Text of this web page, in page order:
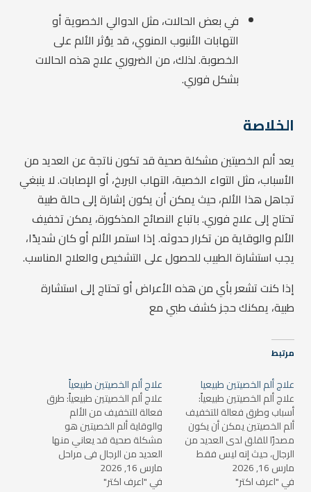
في بعض الحالات، مثل الدوالي الخصوية أو
التهابات الأنبوب المنوي، قد يؤثر الألم على
الخصوبة. لذلك، من الضروري علاج هذه الحالات
بشكل فوري.
الخلاصة
يعد ألم الخصيتين مشكلة صحية قد تكون ناتجة عن العديد من
الأسباب، مثل التواء الخصية، التهاب البربخ، أو الإصابات. لا ينبغي
تجاهل هذا الألم، حيث يمكن أن يكون إشارة إلى حالة طبية
تحتاج إلى علاج فوري. باتباع النصائح المذكورة، يمكن تخفيف
الألم والوقاية من تكرار حدوثه. إذا استمر الألم أو كان شديدًا،
يجب استشارة الطبيب للحصول على التشخيص والعلاج المناسب.
إذا كنت تشعر بأي من هذه الأعراض أو تحتاج إلى استشارة
طبية، يمكنك حجز كشف طبي مع
مرتبط
علاج ألم الخصيتين طبيعيا
علاج ألم الخصيتين طبيعياً:
أسباب وطرق فعالة للتخفيف
ألم الخصيتين يمكن أن يكون
مصدرًا للقلق لدى العديد من
الرجال، حيث إنه ليس فقط
مزعجًا ولكن قد يشير أيضًا إلى
مشاكل صحية قد تحتاج إلى
مارس 16, 2026
في "اعرف اكتر"
علاج ألم الخصيتين طبيعياً
علاج ألم الخصيتين طبيعياً: طرق
فعالة للتخفيف من الألم
والوقاية ألم الخصيتين هو
مشكلة صحية قد يعاني منها
العديد من الرجال في مراحل
مختلفة من حياتهم، وقد يكون
الألم شديداً ومزعجاً ويؤثر على
مارس 16, 2026
في "اعرف اكتر"